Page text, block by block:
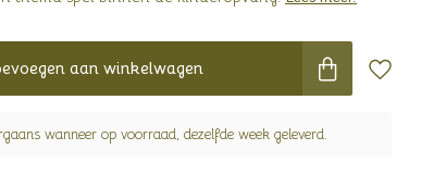
aan winkelwagen
wanneer op voorraad, dezelfde week geleverd.